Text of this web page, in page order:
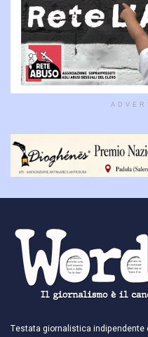
Testata giornalistica indipendente